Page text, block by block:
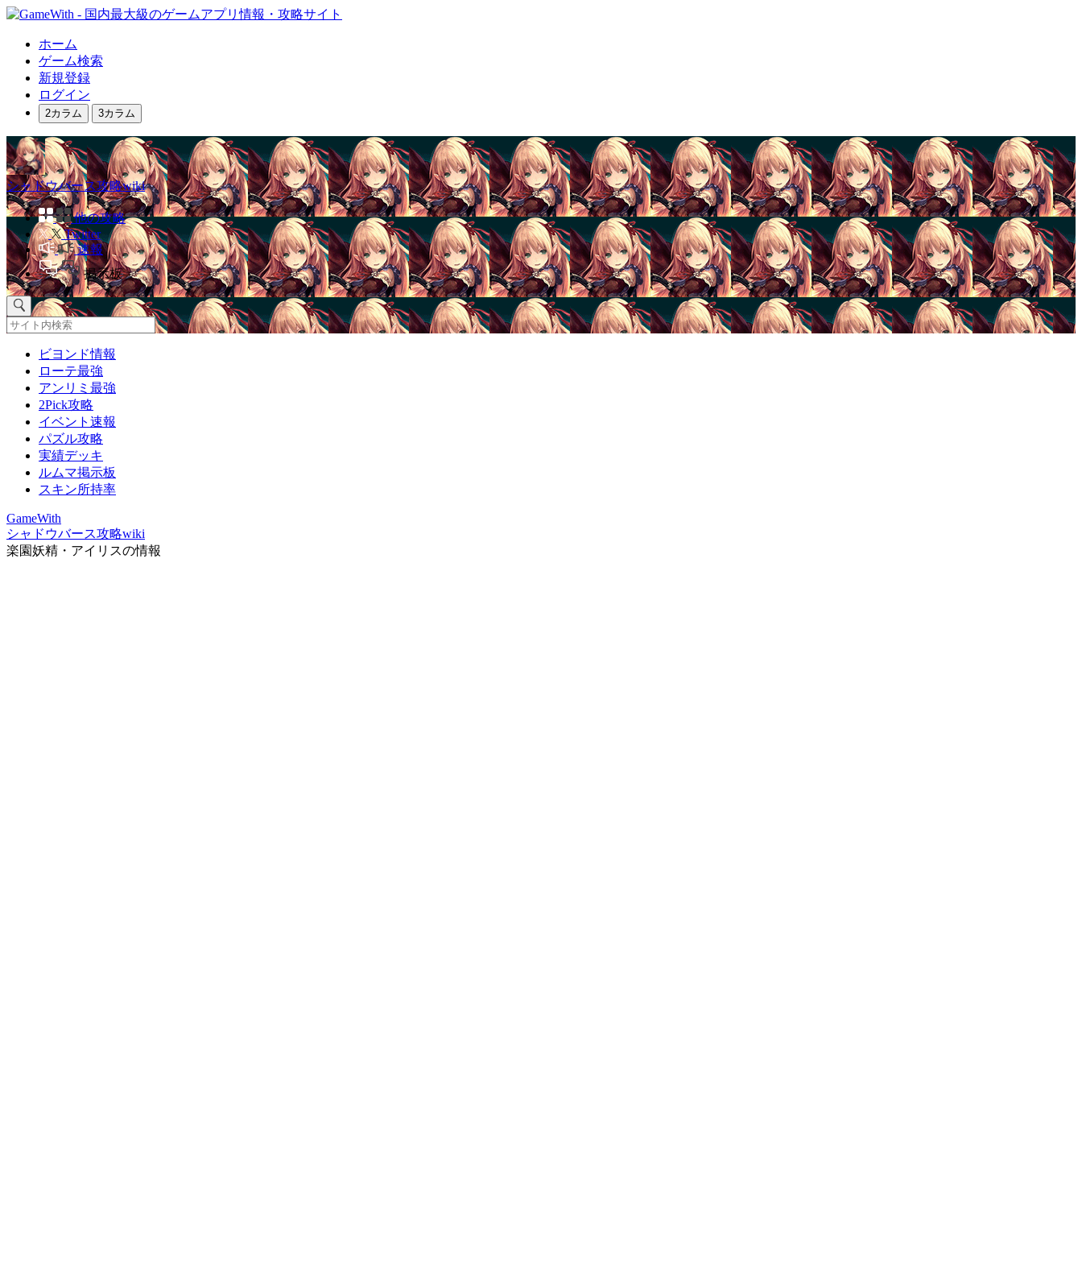
ホーム
ゲーム検索
新規登録
ログイン
2カラム 3カラム
シャドウバース攻略wiki
他の攻略
Twitter
速報
掲示板
ビヨンド情報
ローテ最強
アンリミ最強
2Pick攻略
イベント速報
パズル攻略
実績デッキ
ルムマ掲示板
スキン所持率
GameWith
シャドウバース攻略wiki
楽園妖精・アイリスの情報